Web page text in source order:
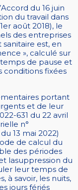
du 16 juin
du travail dans
août 2018), le
des entreprises
est, en
», calculé sur
de pause et
conditions fixées
portant
et de leur
631 du 22 avril
n°
13 mai 2022)
de calcul du
des périodes
lasuppression du
leur temps de
à savoir, les nuits,
jours fériés